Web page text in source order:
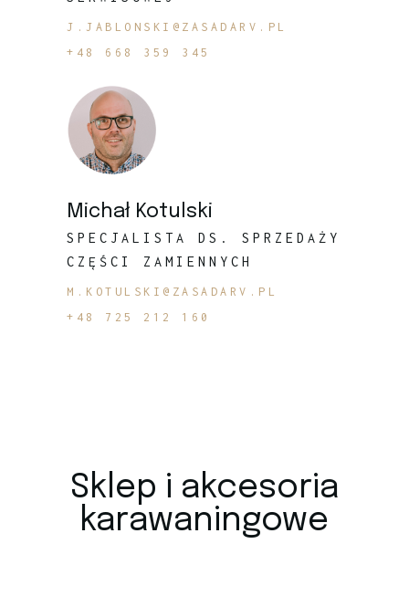
J.JABLONSKI@ZASADARV.PL
+48 668 359 345
Michał Kotulski
SPECJALISTA DS. SPRZEDAŻY
CZĘŚCI ZAMIENNYCH
M.KOTULSKI@ZASADARV.PL
+48 725 212 160
Sklep i akcesoria
karawaningowe